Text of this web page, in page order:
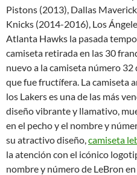
Pistons (2013), Dallas
Knicks (2014-2016), Los
Atlanta Hawks la pasada
camiseta retirada en las 30
nuevo a la camiseta número
que fue fructífera. La camiseta
los Lakers es una de las más
diseño vibrante y llamativo,
en el pecho y el nombre y
su atractivo diseño,camiseta
la atención con el icónico
nombre y número de LeBron